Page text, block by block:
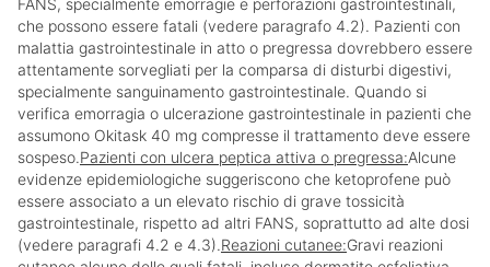
FANS, specialmente emorragie e perforazioni gastrointestinali,
che possono essere fatali (vedere paragrafo 4.2). Pazienti con
malattia gastrointestinale in atto o pregressa dovrebbero essere
attentamente sorvegliati per la comparsa di disturbi digestivi,
specialmente sanguinamento gastrointestinale. Quando si
verifica emorragia o ulcerazione gastrointestinale in pazienti che
assumono Okitask 40 mg compresse il trattamento deve essere
sospeso.Pazienti con ulcera peptica attiva o pregressa:Alcune
evidenze epidemiologiche suggeriscono che ketoprofene può
essere associato a un elevato rischio di grave tossicità
gastrointestinale, rispetto ad altri FANS, soprattutto ad alte dosi
(vedere paragrafi 4.2 e 4.3).Reazioni cutanee:Gravi reazioni